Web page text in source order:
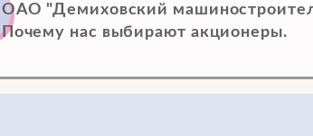
ОАО "Демиховский
Почему нас выбирают акционеры.